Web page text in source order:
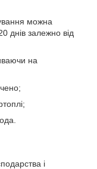
можна
днів залежно від
на
і